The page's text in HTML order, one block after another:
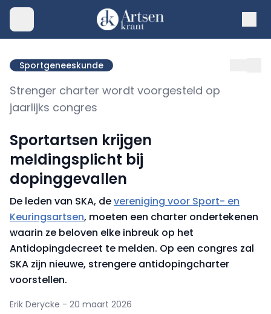
Sportgeneeskunde
Strenger charter wordt voorgesteld op
jaarlijks congres
Sportartsen krijgen
meldingsplicht bij
dopinggevallen
De leden van SKA, devereniging voor Sport- en
Keuringsartsen, moeten een charter ondertekenen
waarin ze beloven elke inbreuk op het
Antidopingdecreet te melden. Op een congres zal
SKA zijn nieuwe, strengere antidopingcharter
voorstellen.
Erik Derycke - 20 maart 2026